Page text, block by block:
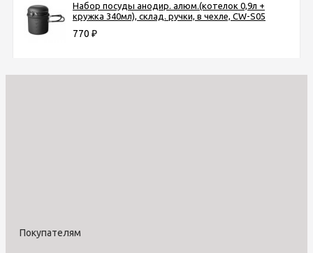
Набор посуды анодир. алюм.(котелок 0,9л +
кружка 340мл), склад. ручки, в чехле, CW-S05
770 ₽
Покупателям